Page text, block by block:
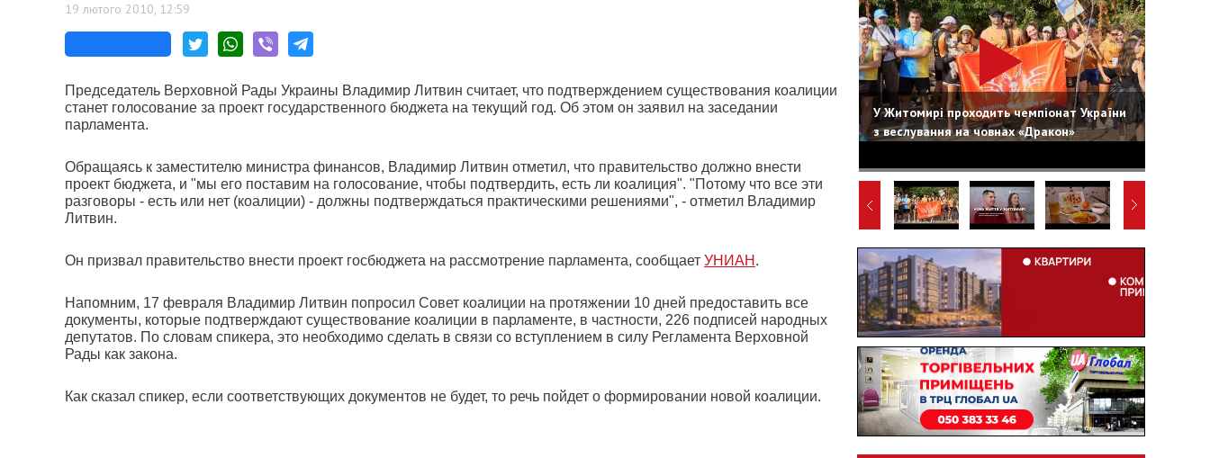
19 лютого 2010, 12:59
Председатель Верховной Рады Украины Владимир Литвин считает, что подтверждением существования коалиции
станет голосование за проект государственного бюджета на текущий год. Об этом он заявил на заседании
парламента.
Обращаясь к заместителю министра финансов, Владимир Литвин отметил, что правительство должно внести
проект бюджета, и "мы его поставим на голосование, чтобы подтвердить, есть ли коалиция". "Потому что все эти
разговоры - есть или нет (коалиции) - должны подтверждаться практическими решениями", - отметил Владимир
Литвин.
Он призвал правительство внести проект госбюджета на рассмотрение парламента, сообщает УНИАН .
Напомним, 17 февраля Владимир Литвин попросил Совет коалиции на протяжении 10 дней предоставить все
документы, которые подтверждают существование коалиции в парламенте, в частности, 226 подписей народных
депутатов. По словам спикера, это необходимо сделать в связи со вступлением в силу Регламента Верховной
Рады как закона.
Как сказал спикер, если соответствующих документов не будет, то речь пойдет о формировании новой коалиции.
У Житомирі проходить чемпіонат України
з веслування на човнах «Дракон»